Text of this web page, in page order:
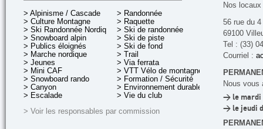
> Alpinisme / Cascade
> Culture Montagne
> Ski Randonnée Nordique
> Snowboard alpin
> Publics éloignés
> Marche nordique
> Jeunes
> Mini CAF
> Snowboard rando
> Canyon
> Escalade
> Randonnée
> Raquette
> Ski de randonnée
> Ski de piste
> Ski de fond
> Trail
> Via ferrata
> VTT Vélo de montagne
> Formation / Sécurité
> Environnement durable
> Vie du club
> Voir les responsables par commission
Nos
56 rue du
69100
Tel : (33)
Courriel :
Nous vous
> le mardi
> le jeudi